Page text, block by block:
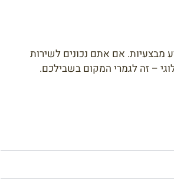
מבצעיות. אם אתם נכונים לשירות
– זה לגמרי המקום בשבילכם.